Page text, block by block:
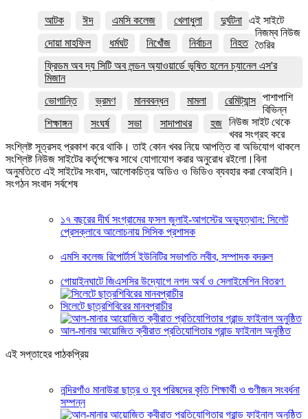
আটক ঈদ এমসি কলেজ খেলাধুলা
দুর্ঘটনা
দোয়া মাহফিল
ধর্মঘট নিখোঁজ নির্বাচন
নিহত
ফ্রিডম অব দ্য সিটি অব লন্ডন অ্যাওয়ার্ডে ভূষিত হলেন চ্যানেল এস'র
মিজান
ভোগান্তি
ভ্রমণ মানববন্ধন মামলা
রেমিট্যান্স
শিক্ষাঙ্গন
সংঘর্ষ সভা সাদাপাথর হজ
এই সাইটে
নিজম্ব নিউজ
তৈরির
পাশাপাশি
বিভিন্ন
নিউজ সাইট থেকে
খবর সংগ্রহ করে
সংশ্লিষ্ট সূত্রসহ প্রকাশ করে থাকি। তাই কোন খবর নিয়ে আপত্তি বা অভিযোগ থাকলে
সংশ্লিষ্ট নিউজ সাইটের কর্তৃপক্ষের সাথে যোগাযোগ করার অনুরোধ রইলো।বিনা
অনুমতিতে এই সাইটের সংবাদ, আলোকচিত্র অডিও ও ভিডিও ব্যবহার করা বেআইনি।
সংগঠন সংবাদ সর্বশেষ
১৭ বছরের দীর্ঘ সংগ্রামের ফসল জুলাই-আগস্টের অভ্যুত্থান: সিলেট
প্রেসক্লাবে আলোচনায় সিসিক প্রশাসক
এমসি কলেজ রিপোর্টার্স ইউনিটির সভাপতি লবীব, সম্পাদক বদরুল
গোয়াইনঘাটে জিএসসির উদ্যোগে নগদ অর্থ ও সেলাইমেশিন বিতরণ
সিলেটে ছাত্রশিবিরের মানবপ্রাচীর
আল-মানার আয়োজিত ক্বীরাত প্রতিযোগিতার গ্রান্ড ফাইনাল অনুষ্ঠিত
এই সপ্তাহের পাঠকপ্রিয়
নন্দিরগাঁও মানাউরা ছাত্র ও যুব পরিষদের কৃতি শিক্ষার্থী ও গুণীজন সংবর্ধনা
সম্পন্ন